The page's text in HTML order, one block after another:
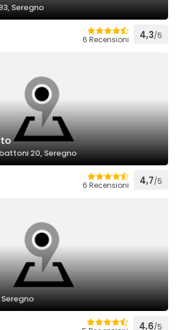
Seregno
6 Recensioni 4,3/5
20, Seregno
6 Recensioni 4,7/5
4,6/5